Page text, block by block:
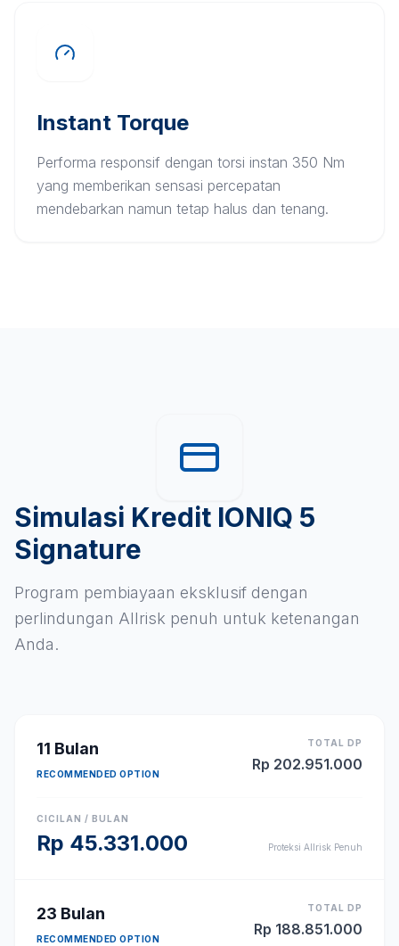
Instant Torque
Performa responsif dengan torsi instan 350 Nm
yang memberikan sensasi percepatan
mendebarkan namun tetap halus dan tenang.
Simulasi Kredit IONIQ 5
Signature
Program pembiayaan eksklusif dengan
perlindungan Allrisk penuh untuk ketenangan
Anda.
11 Bulan
RECOMMENDED OPTION
TOTAL DP
Rp 202.951.000
CICILAN / BULAN
Rp 45.331.000 Proteksi Allrisk Penuh
23 Bulan
RECOMMENDED OPTION
TOTAL DP
Rp 188.851.000